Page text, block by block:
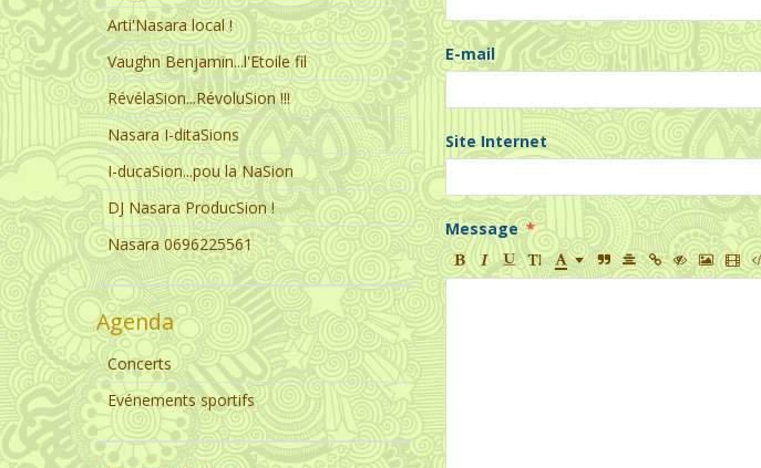
E-mail
Site Internet
Message
Arti'Nasara local !
Vaughn Benjamin...l'Etoile fil
RévélaSion...RévoluSion !!!
Nasara I-ditaSions
I-ducaSion...pou la NaSion
DJ Nasara ProducSion !
Nasara 0696225561
Agenda
Concerts
Evénements sportifs